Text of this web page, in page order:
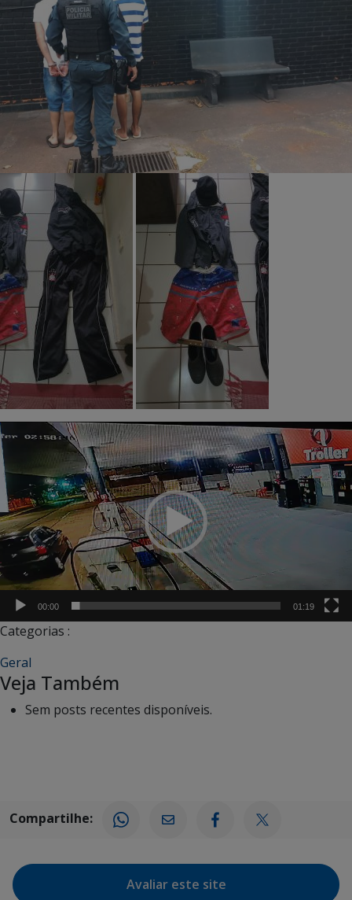
Tocador
de
vídeo
00:00 01:19
Categorias :
Geral
Veja Também
Sem posts recentes disponíveis.
Compartilhe:
Avaliar este site